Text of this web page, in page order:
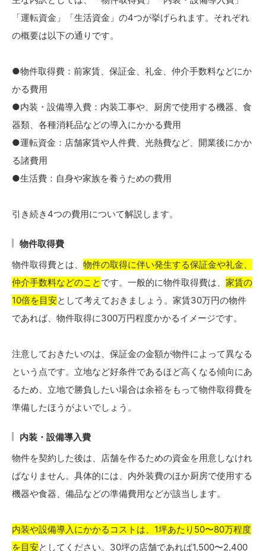
「運転資金」「生活資金」の4つが挙げられます。それぞれ
の概要は以下の通りです。
●物件取得費：前家賃、保証金、礼金、仲介手数料などにか
かる費用
●内装・設備導入費：内装工事や、厨房で使用する機器、食
器類、各種消耗品などの導入にかかる費用
●運転資金：店舗家賃や人件費、光熱費など、開業後にかか
る諸費用
●生活費：自身や家族を養うための費用
引き続き4つの費用について解説します。
物件取得費
物件取得費とは、 物件の取得に伴い発生する保証金や礼金、
仲介手数料などのこと です。一般的に物件取得費は、 家賃の
10倍を目安として考えておきましょう。家賃30万円の物件
であれば、物件取得に300万円程度かかるイメージです。
注意しておきたいのは、保証金の金額が物件によって異なる
という点です。立地など好条件であるほど高くなる傾向にあ
るため、立地で勝負したい場合は余裕をもって物件取得費を
準備したほうがよいでしょう。
内装・設備導入費
物件を契約した後は、店舗を作るための資金を用意しなけれ
ばなりません。具体的には、内外装費のほか厨房で使用する
機器や食器、備品などの準備費用などが該当します。
内装や設備導入にかかるコストは、1坪あたり50〜80万程度
を目安としてください。30坪の店舗であれば1,500〜2,400